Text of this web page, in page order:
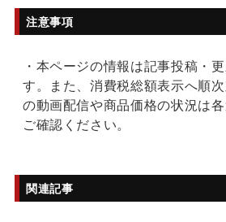
注意事項
・本ページの情報は記事投稿・
す。また、消費税総額表示へ順
の動画配信や商品価格の状況は
ご確認ください。
関連記事